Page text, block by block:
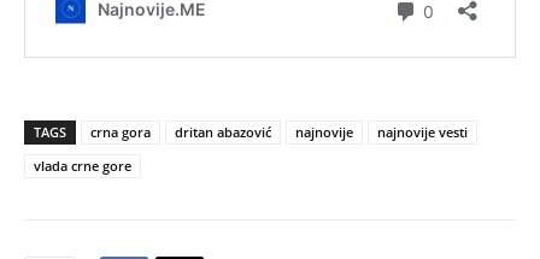
TAGS crna gora dritan abazović najnovije
najnovije vesti
vlada crne gore